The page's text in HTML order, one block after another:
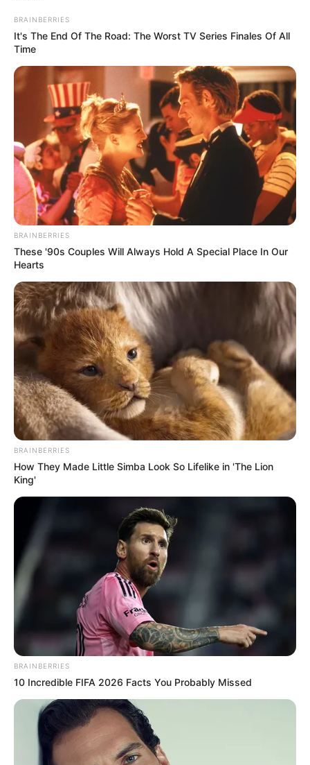
BRAINBERRIES
It's The End Of The Road: The Worst TV Series Finales Of All
Time
BRAINBERRIES
These '90s Couples Will Always Hold A Special Place In Our
Hearts
BRAINBERRIES
How They Made Little Simba Look So Lifelike in 'The Lion
King'
BRAINBERRIES
10 Incredible FIFA 2026 Facts You Probably Missed